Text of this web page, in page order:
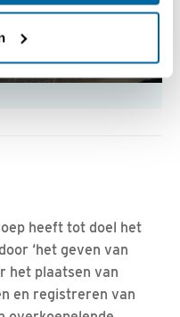
heeft tot doel het
‘het geven van
het plaatsen van
en registreren van